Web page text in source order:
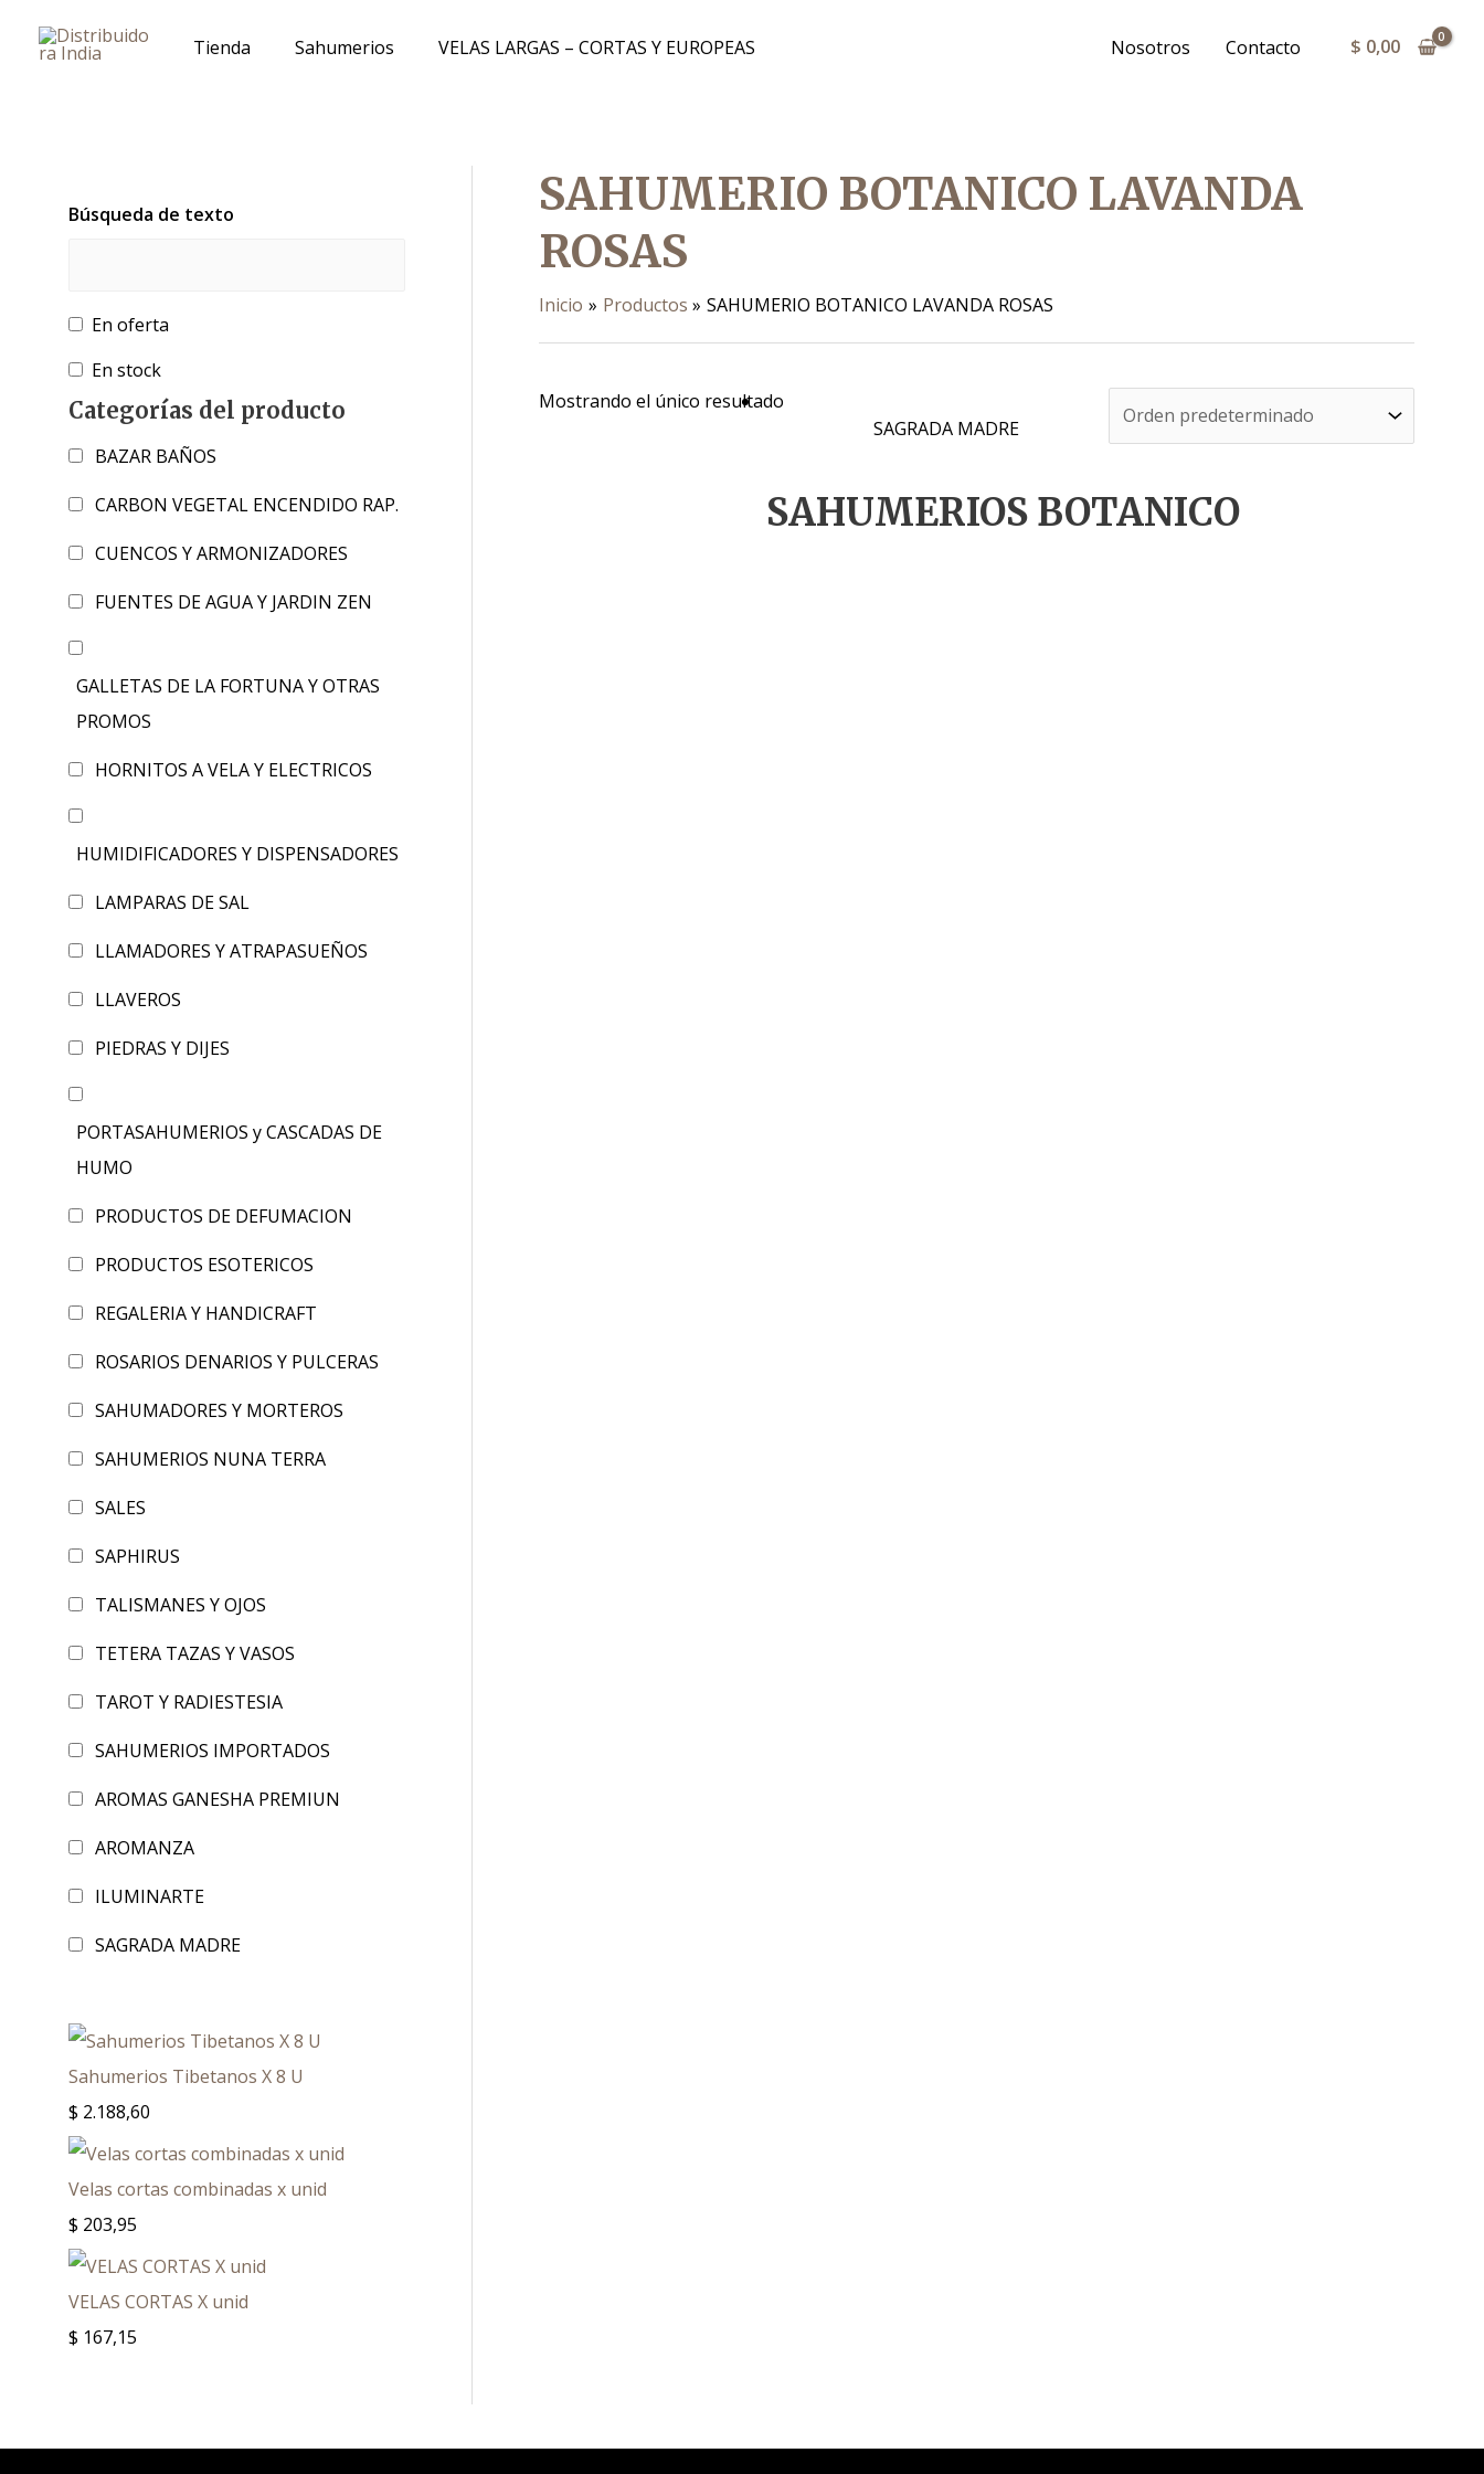
contenido
Tienda Sahumerios VELAS LARGAS – CORTAS Y EUROPEAS Nosotros Contacto $ 0,00
Búsqueda de texto
En oferta
En stock
Categorías del producto
BAZAR BAÑOS
CARBON VEGETAL ENCENDIDO RAP.
CUENCOS Y ARMONIZADORES
FUENTES DE AGUA Y JARDIN ZEN
GALLETAS DE LA FORTUNA Y OTRAS
PROMOS
HORNITOS A VELA Y ELECTRICOS
HUMIDIFICADORES Y DISPENSADORES
LAMPARAS DE SAL
LLAMADORES Y ATRAPASUEÑOS
LLAVEROS
PIEDRAS Y DIJES
PORTASAHUMERIOS y CASCADAS DE
HUMO
PRODUCTOS DE DEFUMACION
PRODUCTOS ESOTERICOS
REGALERIA Y HANDICRAFT
ROSARIOS DENARIOS Y PULCERAS
SAHUMADORES Y MORTEROS
SAHUMERIOS NUNA TERRA
SALES
SAPHIRUS
TALISMANES Y OJOS
TETERA TAZAS Y VASOS
TAROT Y RADIESTESIA
SAHUMERIOS IMPORTADOS
AROMAS GANESHA PREMIUN
AROMANZA
ILUMINARTE
SAGRADA MADRE
Sahumerios Tibetanos X 8 U
$ 2.188,60
Velas cortas combinadas x unid
$ 203,95
VELAS CORTAS X unid
$ 167,15
SAHUMERIO BOTANICO LAVANDA
ROSAS
Inicio Productos SAHUMERIO BOTANICO LAVANDA ROSAS
Mostrando el único resultado
SAGRADA MADRE
SAHUMERIOS BOTANICO